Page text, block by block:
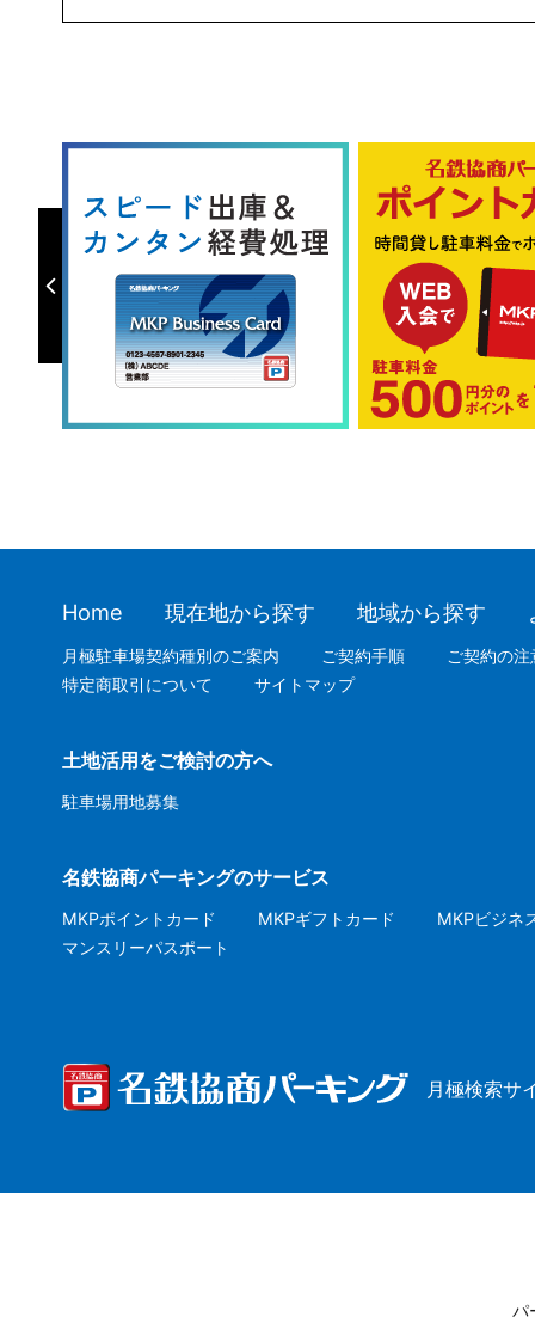
Home 現在地から探す 地域から探す
月極駐車場契約種別のご案内 ご契約手順
ご契約の
特定商取引について
サイトマップ
土地活用をご検討の方へ
駐車場用地募集
名鉄協商パーキングのサービス
MKPポイントカード MKPギフトカード
MKPビジネ
マンスリーパスポート
月極検索サ
パ